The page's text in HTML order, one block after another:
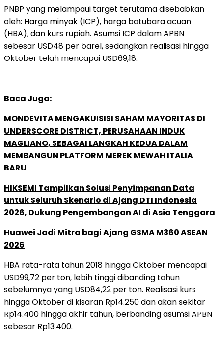
PNBP yang melampaui target terutama disebabkan
oleh: Harga minyak (ICP), harga batubara acuan
(HBA), dan kurs rupiah. Asumsi ICP dalam APBN
sebesar USD48 per barel, sedangkan realisasi hingga
Oktober telah mencapai USD69,18.
Baca Juga:
MONDEVITA MENGAKUISISI SAHAM MAYORITAS DI
UNDERSCORE DISTRICT, PERUSAHAAN INDUK
MAGLIANO, SEBAGAI LANGKAH KEDUA DALAM
MEMBANGUN PLATFORM MEREK MEWAH ITALIA
BARU
HIKSEMI Tampilkan Solusi Penyimpanan Data
untuk Seluruh Skenario di Ajang DTI Indonesia
2026, Dukung Pengembangan AI di Asia Tenggara
Huawei Jadi Mitra bagi Ajang GSMA M360 ASEAN
2026
HBA rata-rata tahun 2018 hingga Oktober mencapai
USD99,72 per ton, lebih tinggi dibanding tahun
sebelumnya yang USD84,22 per ton. Realisasi kurs
hingga Oktober di kisaran Rp14.250 dan akan sekitar
Rp14.400 hingga akhir tahun, berbanding asumsi APBN
sebesar Rp13.400.